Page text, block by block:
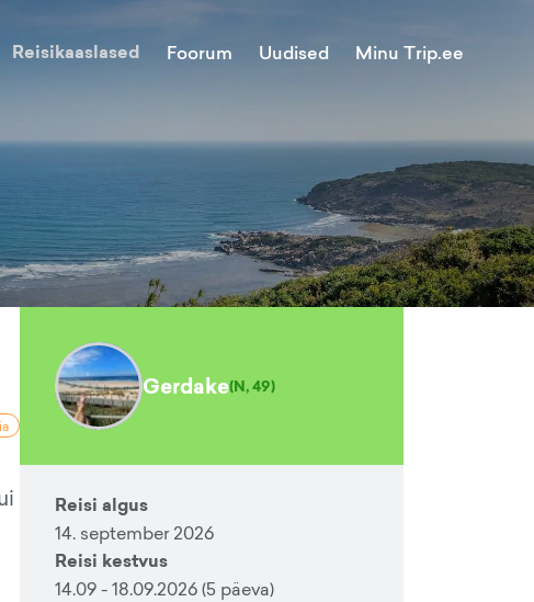
Reisikaaslased Foorum Uudised Minu Trip.ee
Gerdake(N, 49)
Reisi algus
14. september 2026
Reisi kestvus
14.09 - 18.09.2026 (5 päeva)